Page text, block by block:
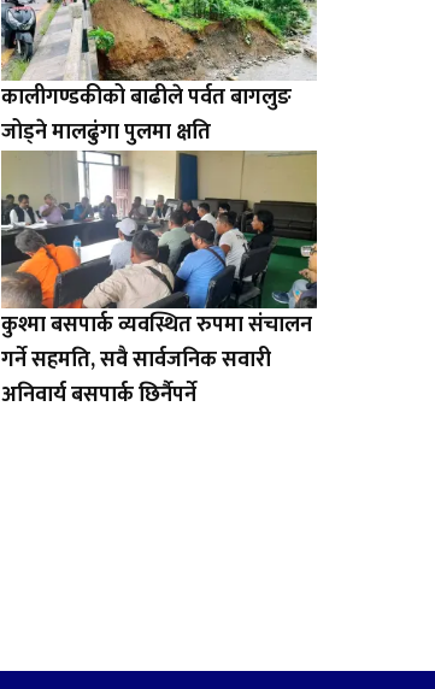
कालीगण्डकीको बाढीले पर्वत बागलुङ
जोड्ने मालढुंगा पुलमा क्षति
कुश्मा बसपार्क व्यवस्थित रुपमा संचालन
गर्ने सहमति, सवै सार्वजनिक सवारी
अनिवार्य बसपार्क छिर्नैपर्ने